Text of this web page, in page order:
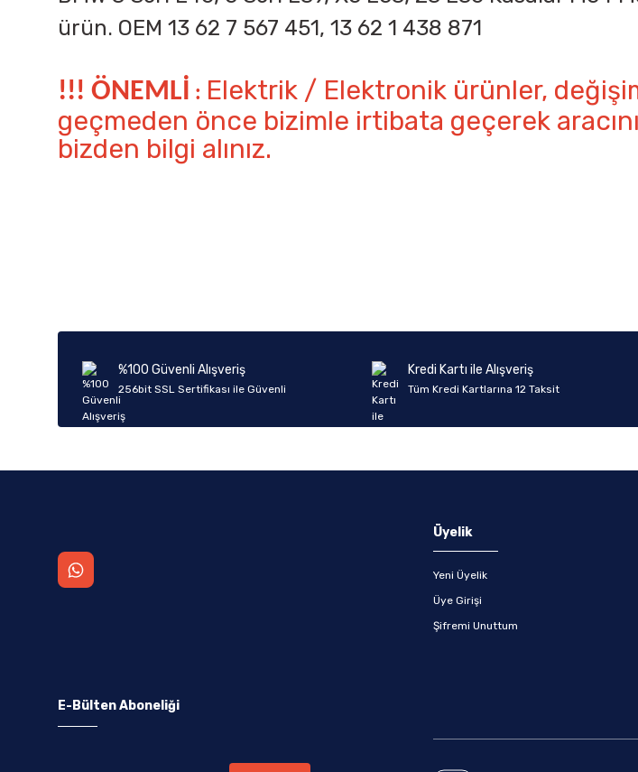
ürün. OEM 13 62 7 567 451, 13 62 1 438 871
!!! ÖNEMLİ : Elektrik / Elektronik ürünler,
geçmeden önce bizimle irtibata geçerek
bizden bilgi alınız.
Ürün fiyatı diğer sitelerden daha pahalı.
Bu ürüne benzer farklı alternatifler olmalı.
%100 Güvenli Alışveriş
256bit SSL Sertifikası ile Güvenli
Kredi Kartı ile Alışveriş
Tüm Kredi Kartlarına 12 Taksit
Üyelik
Yeni Üyelik
Üye Girişi
Şifremi Unuttum
E-Bülten Aboneliği